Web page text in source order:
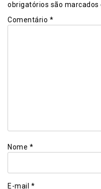
obrigatórios são marcados
Comentário *
Nome *
E-mail *